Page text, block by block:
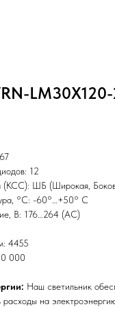
12
(КСС): ШБ (Широкая,
°C: -60°…+50° С
В: 176…264 (AС)
4455
000
Наш светильник
расходы на